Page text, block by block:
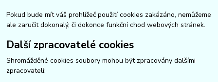
Pokud bude mít váš prohlížeč použití cookies zakázáno, nemůžeme
ale zaručit dokonalý, či dokonce funkční chod webových stránek.
Další zpracovatelé cookies
Shromážděné cookies soubory mohou být zpracovány dalšími
zpracovateli: